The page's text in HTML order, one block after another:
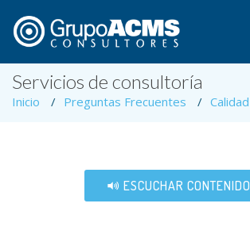
Servicios de consultoría
Inicio Preguntas Frecuentes Calidad
ESCUCHAR CONTENIDO